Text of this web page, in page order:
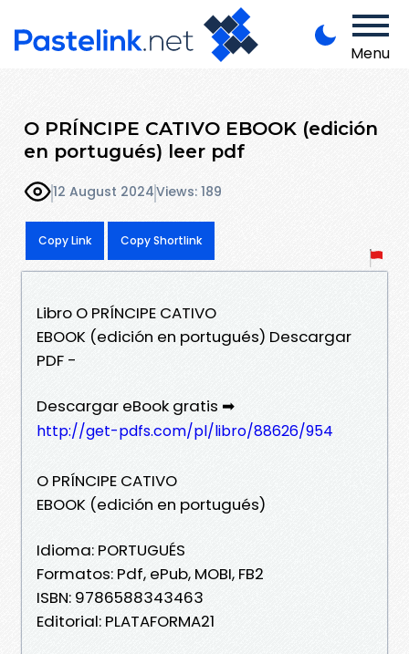
Menu
O PRÍNCIPE CATIVO EBOOK (edición
en portugués) leer pdf
12 August 2024Views: 189
Copy Link Copy Shortlink
Libro O PRÍNCIPE CATIVO
EBOOK (edición en portugués) Descargar
PDF -
Descargar eBook gratis ➡
http://get-pdfs.com/pl/libro/88626/954
O PRÍNCIPE CATIVO
EBOOK (edición en portugués)
Idioma: PORTUGUÉS
Formatos: Pdf, ePub, MOBI, FB2
ISBN: 9786588343463
Editorial: PLATAFORMA21